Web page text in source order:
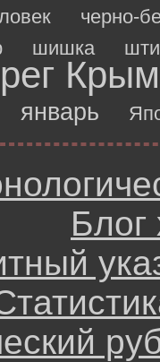
черно-
шишка
январь
Блог